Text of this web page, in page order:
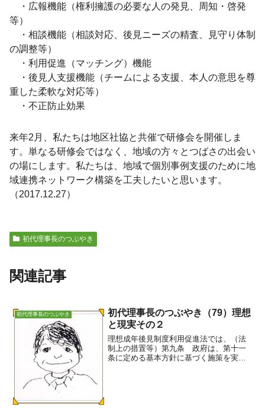
・広報機能（権利擁護の必要な人の発見、周知・啓発
等）
・相談機能（相談対応、後見ニーズの精査、見守り体制
の調整等）
・利用促進（マッチング）機能
・後見人支援機能（チームによる支援、本人の意思を尊
重した柔軟な対応等）
・不正防止効果
来年2月、私たちは地区社協と共催で研修会を開催しま
す。単なる研修会ではなく、地域の方々とつばさの出会い
の場にします。私たちは、地域で個別事例支援のために地
域連携ネットワーク構築を工夫したいと思います。
（2017.12.27）
初代理事長のつぶやき
関連記事
初代理事長のつぶやき
初代理事長のつぶやき（79）理想
と現実その２
理想成年後見制度利用促進法では、（法
制上の措置等）第九条 政府は、第十一
条に定める基本方針に基づく施策を実施